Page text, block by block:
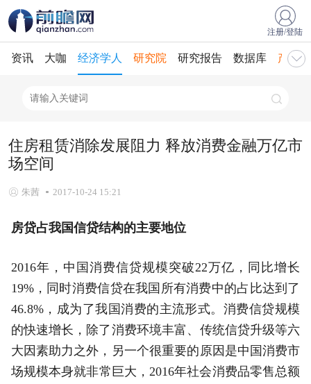
注册/登陆
资讯 大咖 经济学人 研究院 研究报告 数据库 产业
住房租赁消除发展阻力 释放消费金融万亿市
场空间
朱茜 2017-10-24 15:21
房贷占我国信贷结构的主要地位
2016年，中国消费信贷规模突破22万亿，同比增长
19%，同时消费信贷在我国所有消费中的占比达到了
46.8%，成为了我国消费的主流形式。消费信贷规模
的快速增长，除了消费环境丰富、传统信贷升级等六
大因素助力之外，另一个很重要的原因是中国消费市
场规模本身就非常巨大，2016年社会消费品零售总额